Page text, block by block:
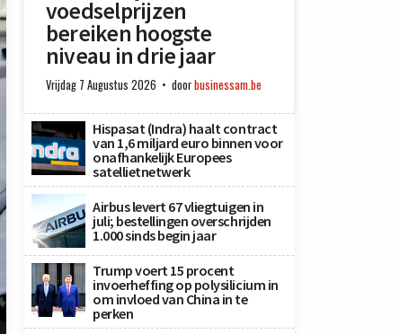
voedselprijzen
bereiken hoogste
niveau in drie jaar
Vrijdag 7 Augustus 2026 doorbusinessam.be
Hispasat (Indra) haalt contract
van 1,6 miljard euro binnen voor
onafhankelijk Europees
satellietnetwerk
Airbus levert 67 vliegtuigen in
juli; bestellingen overschrijden
1.000 sinds begin jaar
Trump voert 15 procent
invoerheffing op polysilicium in
om invloed van China in te
perken